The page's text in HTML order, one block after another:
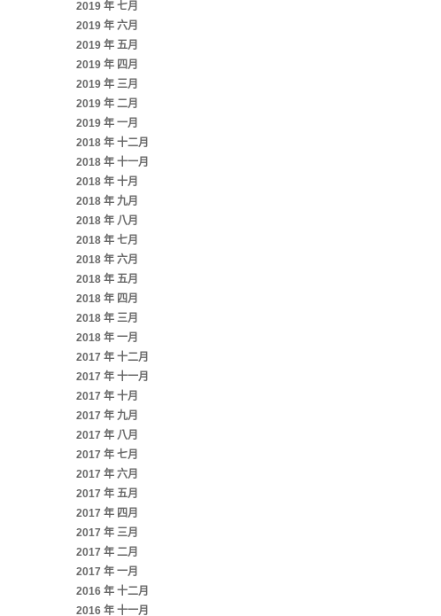
2019 年 七月
2019 年 六月
2019 年 五月
2019 年 四月
2019 年 三月
2019 年 二月
2019 年 一月
2018 年 十二月
2018 年 十一月
2018 年 十月
2018 年 九月
2018 年 八月
2018 年 七月
2018 年 六月
2018 年 五月
2018 年 四月
2018 年 三月
2018 年 一月
2017 年 十二月
2017 年 十一月
2017 年 十月
2017 年 九月
2017 年 八月
2017 年 七月
2017 年 六月
2017 年 五月
2017 年 四月
2017 年 三月
2017 年 二月
2017 年 一月
2016 年 十二月
2016 年 十一月